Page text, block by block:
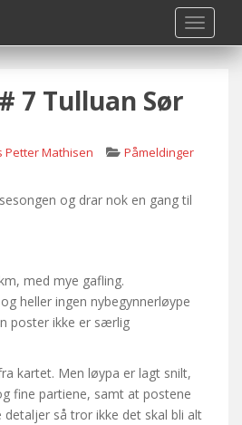
7 Tulluan Sør
Petter Mathisen Påmeldinger
og drar nok en gang til
med mye gafling.
heller ingen nybegynnerløype
poster ikke er særlig
kartet. Men løypa er lagt snilt,
fine partiene, samt at postene
så tror ikke det skal bli alt